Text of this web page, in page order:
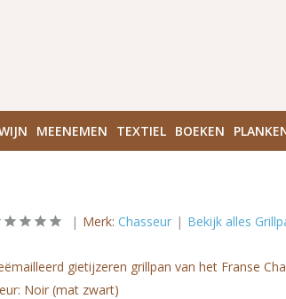
MEENEMEN TEXTIEL BOEKEN
Merk: Chasseur Bekijk alles
gietijzeren grillpan van het Franse
Noir (mat zwart)